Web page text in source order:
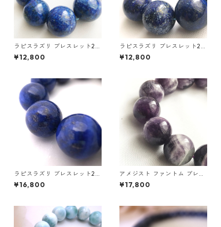
ラピスラズリ ブレスレット22
mm
¥12,800
ラピスラズリ ブレスレット22
mm
¥12,800
ラピスラズリ ブレスレット22
mm
¥16,800
アメジスト ファントム ブレス
レット16mm
¥17,800